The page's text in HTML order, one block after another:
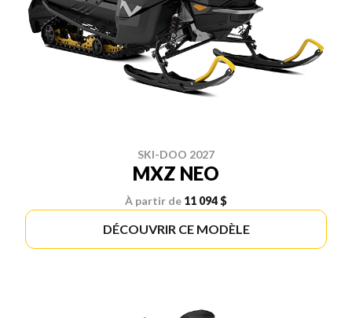
SKI-DOO 2027
MXZ NEO
À partir de 11 094 $
DÉCOUVRIR CE MODÈLE